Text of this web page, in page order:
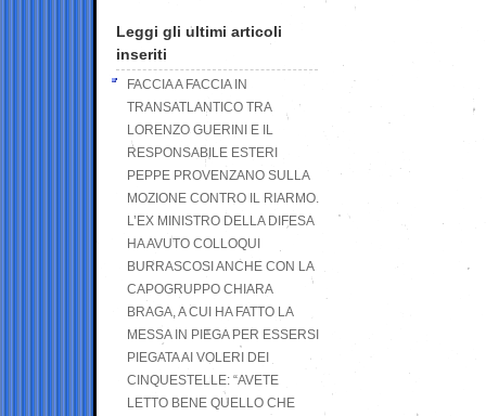
Leggi gli ultimi articoli
inseriti
FACCIA A FACCIA IN
TRANSATLANTICO TRA
LORENZO GUERINI E IL
RESPONSABILE ESTERI
PEPPE PROVENZANO SULLA
MOZIONE CONTRO IL RIARMO.
L’EX MINISTRO DELLA DIFESA
HA AVUTO COLLOQUI
BURRASCOSI ANCHE CON LA
CAPOGRUPPO CHIARA
BRAGA, A CUI HA FATTO LA
MESSA IN PIEGA PER ESSERSI
PIEGATA AI VOLERI DEI
CINQUESTELLE: “AVETE
LETTO BENE QUELLO CHE